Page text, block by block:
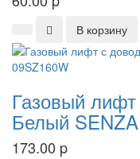
В корзину
Газовый
Белый
173.00 p